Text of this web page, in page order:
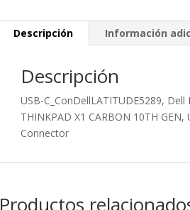
Descripción Información
Descripción
USB-C_ConDellLATITUDE5289,
THINKPAD X1 CARBON 10TH
Connector
Productos